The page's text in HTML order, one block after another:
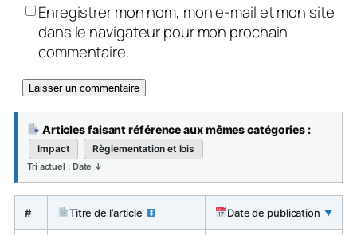
Enregistrer mon nom, mon e-mail et mon site
dans le navigateur pour mon prochain
commentaire.
Articles faisant référence aux mêmes catégories :
Impact Règlementation et lois
Tri actuel : Date ↓
# Titre de l’article Date de publication ▼